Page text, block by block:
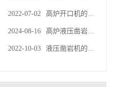
2022-07-02 高炉开口机的动作原理和操作
2024-08-16 高炉液压凿岩机的使用技术
2022-10-03 液压凿岩机的使用有什么技巧